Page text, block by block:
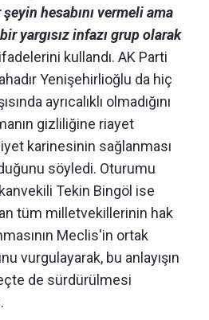
şeyin hesabını vermeli ama
yargısız infazı grup olarak
kullandı. AK Parti
Yenişehirlioğlu da hiç
ayrıcalıklı olmadığını
gizliliğine riayet
karinesinin sağlanması
söyledi. Oturumu
Tekin Bingöl ise
tüm milletvekillerinin hak
Meclis'in ortak
vurgulayarak, bu anlayışın
de sürdürülmesi